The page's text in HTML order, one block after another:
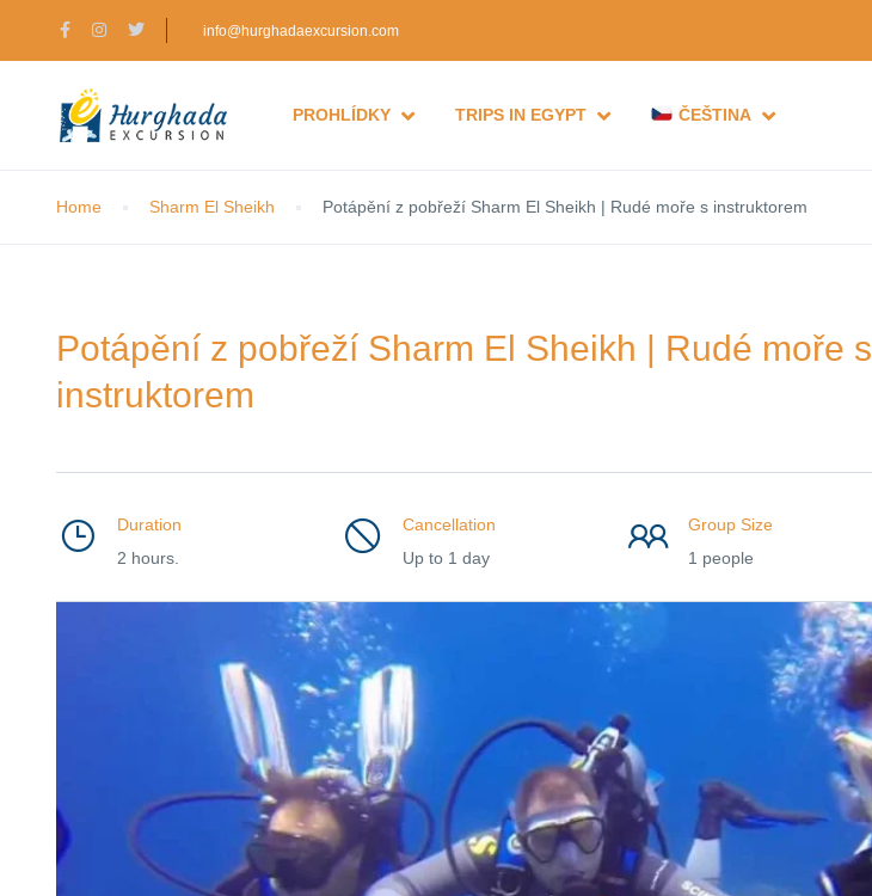
info@hurghadaexcursion.com
PROHLÍDKY TRIPS IN EGYPT ČEŠTINA
Home Sharm El Sheikh Potápění z pobřeží Sharm El Sheikh | Rudé moře s instruktorem
Potápění z pobřeží Sharm El Sheikh | Rudé moře s
instruktorem
Duration
2 hours.
Cancellation
Up to 1 day
Group Size
1 people